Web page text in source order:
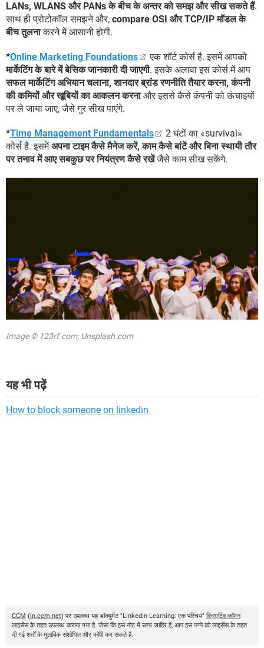
LANs, WLANS और PANs के बीच के अन्तर को समझ और सीख सकते हैं.
साथ ही प्रोटोकॉल समझने और, compare OSI और TCP/IP मॉडल के
बीच तुलनाकरने में आसानी होगी.
*Online Marketing Foundations
एक शॉर्ट कोर्स है. इसमें आपको
मार्केटिंग के बारे में बेसिक जानकारी दी जाएगी. इसके अलावा इस कोर्स में आप
सफल मार्केटिंग अभियान चलाना, शानदार ब्रांड रणनीति तैयार करना, कंपनी
की कमियों और खूबियों का आकलन करनाऔर इससे कैसे कंपनी को ऊंचाइयों
पर ले जाया जाए, जैसे गुर सीख पाएंगे.
*Time Management Fundamentals
2 घंटों का «survival»
कोर्स है. इसमेंअपना टाइम कैसे मैनेज करें, काम कैसे बांटें और बिना स्थायी तौर
पर तनाव में आए सबकुछ पर नियंत्रण कैसे रखेंजैसे काम सीख सकेंगे.
Image © 123rf.com; Unsplash.com
यह भी पढ़ें
How to block someone on linkedin
CCM (in.ccm.net) पर उपलब्ध यह डॉक्युमेंट "LinkedIn Learning: एक परिचय" क्रिएटिव कॉमन
लाइसेंस के तहत उपलब्ध कराया गया है. जैसा कि इस नोट में साफ जाहिर है, आप इस पन्ने को लाइसेंस के तहत
दी गई शर्तों के मुताबिक संशोधित और कॉपी कर सकते हैं.